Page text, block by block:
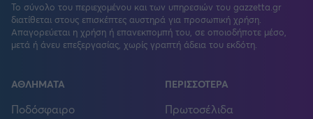
Το σύνολο του περιεχομένου και των υπηρεσιών του gazzetta.gr
διατίθεται στους επισκέπτες αυστηρά για προσωπική χρήση.
Απαγορεύεται η χρήση ή επανεκπομπή του, σε οποιοδήποτε μέσο,
μετά ή άνευ επεξεργασίας, χωρίς γραπτή άδεια του εκδότη.
ΑΘΛΗΜΑΤΑ
Ποδόσφαιρο
ΠΕΡΙΣΣΟΤΕΡΑ
Πρωτοσέλιδα